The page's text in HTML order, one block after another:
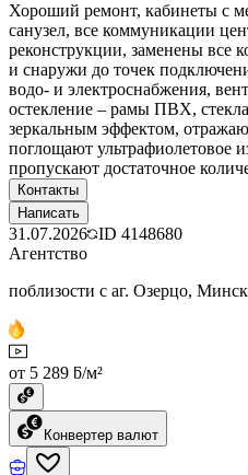
Хороший ремонт, кабинеты с
санузел, все коммуникации
реконструкции, заменены все
и снаружи до точек
водо- и электроснабжения,
остекление – рамы ПВХ,
зеркальным эффектом,
поглощают ультрафиолетовое
пропускают достаточное
Контакты
Написать
31.07.2026 ID 4148680
Агентство
поблизости с аг. Озерцо,
от 5 289 ƃ/м²
Конвертер валют